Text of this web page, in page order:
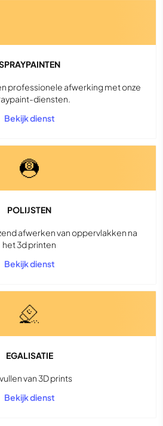
professionele afwerking met onze
diensten.
Bekijk dienst
POLIJSTEN
afwerken van oppervlakken na
het 3d printen
Bekijk dienst
EGALISATIE
van 3D prints
Bekijk dienst